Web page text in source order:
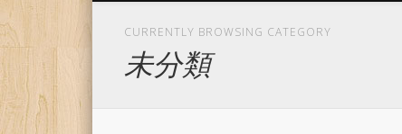
CURRENTLY BROWSING CATEGORY
未分類